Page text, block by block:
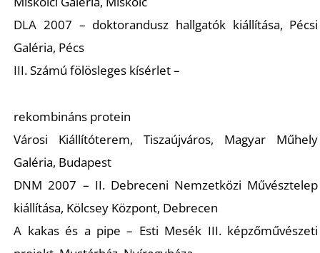
DLA 2007 – doktorandusz hallgatók kiállítása, Pécsi
Galéria, Pécs
III. Számú fölösleges kísérlet –
rekombináns protein
Városi Kiállítóterem, Tiszaújváros, Magyar Műhely
Galéria, Budapest
DNM 2007 – II. Debreceni Nemzetközi Művésztelep
kiállítása, Kölcsey Központ, Debrecen
A kakas és a pipe – Esti Mesék III. képzőművészeti